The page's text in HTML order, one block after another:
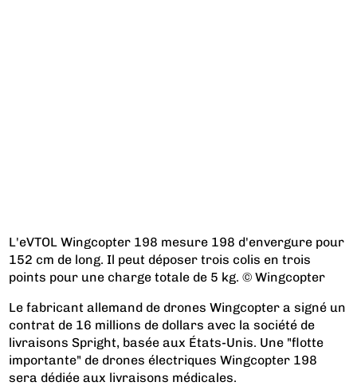
L'eVTOL Wingcopter 198 mesure 198 d'envergure pour
152 cm de long. Il peut déposer trois colis en trois
points pour une charge totale de 5 kg. © Wingcopter
Le fabricant allemand de drones Wingcopter a signé un
contrat de 16 millions de dollars avec la société de
livraisons Spright, basée aux États-Unis. Une "flotte
importante" de drones électriques Wingcopter 198
sera dédiée aux livraisons médicales.